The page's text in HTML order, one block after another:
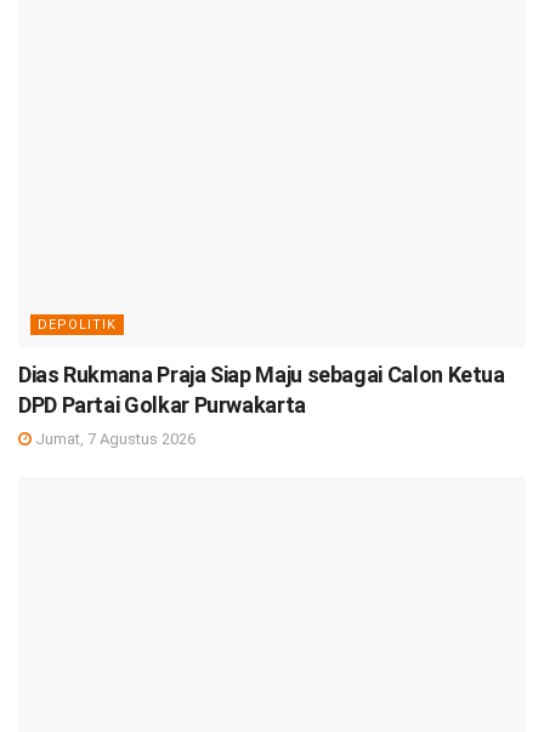
DEPOLITIK
Dias Rukmana Praja Siap Maju sebagai Calon Ketua
DPD Partai Golkar Purwakarta
Jumat, 7 Agustus 2026